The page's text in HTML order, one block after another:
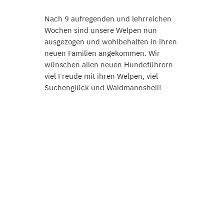
Nach 9 aufregenden und lehrreichen
Wochen sind unsere Welpen nun
ausgezogen und wohlbehalten in ihren
neuen Familien angekommen. Wir
wünschen allen neuen Hundeführern
viel Freude mit ihren Welpen, viel
Suchenglück und Waidmannsheil!